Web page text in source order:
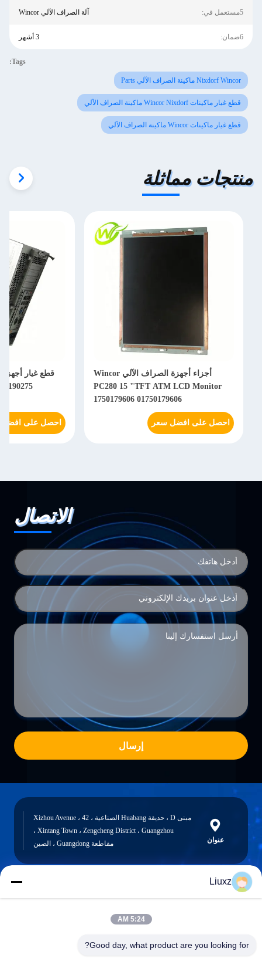
5مستعمل في: آلة الصراف الآلي Wincor
6ضمان: 3 أشهر
Tags:
Nixdorf Wincor ماكينة الصراف الآلي Parts
قطع غيار ماكينات Wincor Nixdorf ماكينة الصراف الآلي
قطع غيار ماكينات Wincor ماكينة الصراف الآلي
منتجات مماثلة
أجزاء أجهزة الصراف الآلي Wincor
PC280 15 "TFT ATM LCD Monitor
1750179606 01750179606
احصل على افضل سعر احصل على
الاتصال
إرسال
عنوان
مبنى D ، حديقة Huabang الصناعية ، 42 Xizhou Avenue ،
Xintang Town ، Zengcheng District ، Guangzhou ،
مقاطعة Guangdong ، الصين
Liuxz
5:24 AM
Good day, what product are you looking for?